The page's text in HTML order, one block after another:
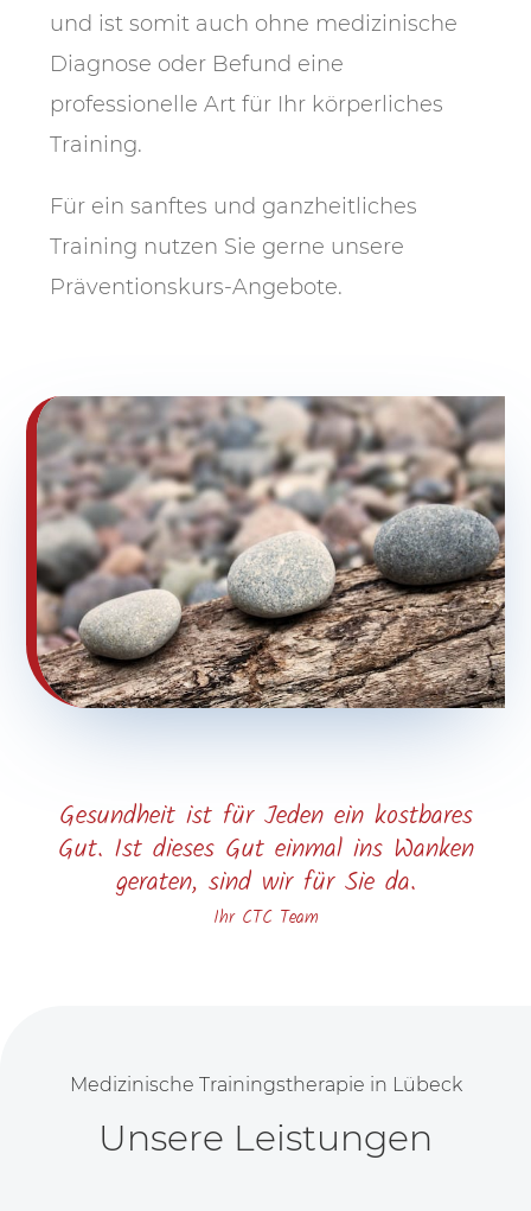
und ist somit auch ohne medizinische
Diagnose oder Befund eine
professionelle Art für Ihr körperliches
Training.
Für ein sanftes und ganzheitliches
Training nutzen Sie gerne unsere
Präventionskurs-Angebote.
Gesundheit ist für Jeden ein kostbares
Gut. Ist dieses Gut einmal ins Wanken
geraten, sind wir für Sie da.
Ihr CTC Team
Medizinische Trainingstherapie in Lübeck
Unsere Leistungen